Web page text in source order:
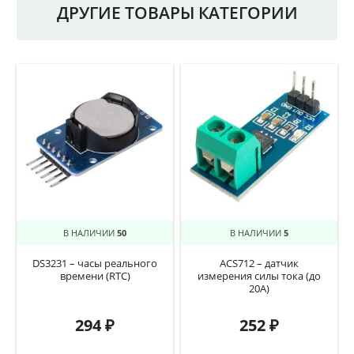
ДРУГИЕ ТОВАРЫ КАТЕГОРИИ
В НАЛИЧИИ 50
DS3231 – часы реального
времени (RTC)
294₽
В НАЛИЧИИ 5
ACS712 – датчик
измерения силы тока (до
20А)
252₽